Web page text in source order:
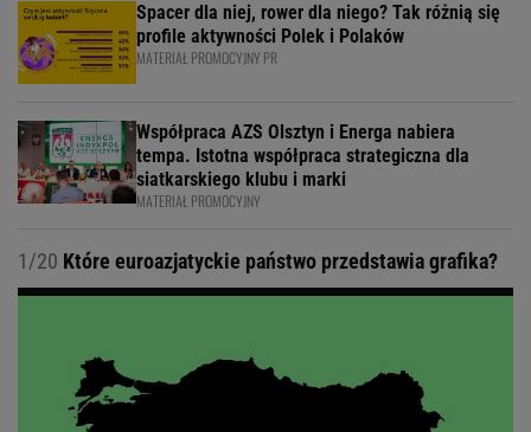
Spacer dla niej, rower dla niego? Tak różnią się
profile aktywności Polek i Polaków
MATERIAŁ PROMOCYJNY PR
Współpraca AZS Olsztyn i Energa nabiera
tempa. Istotna współpraca strategiczna dla
siatkarskiego klubu i marki
MATERIAŁ PROMOCYJNY
1/20 Które euroazjatyckie państwo przedstawia grafika?